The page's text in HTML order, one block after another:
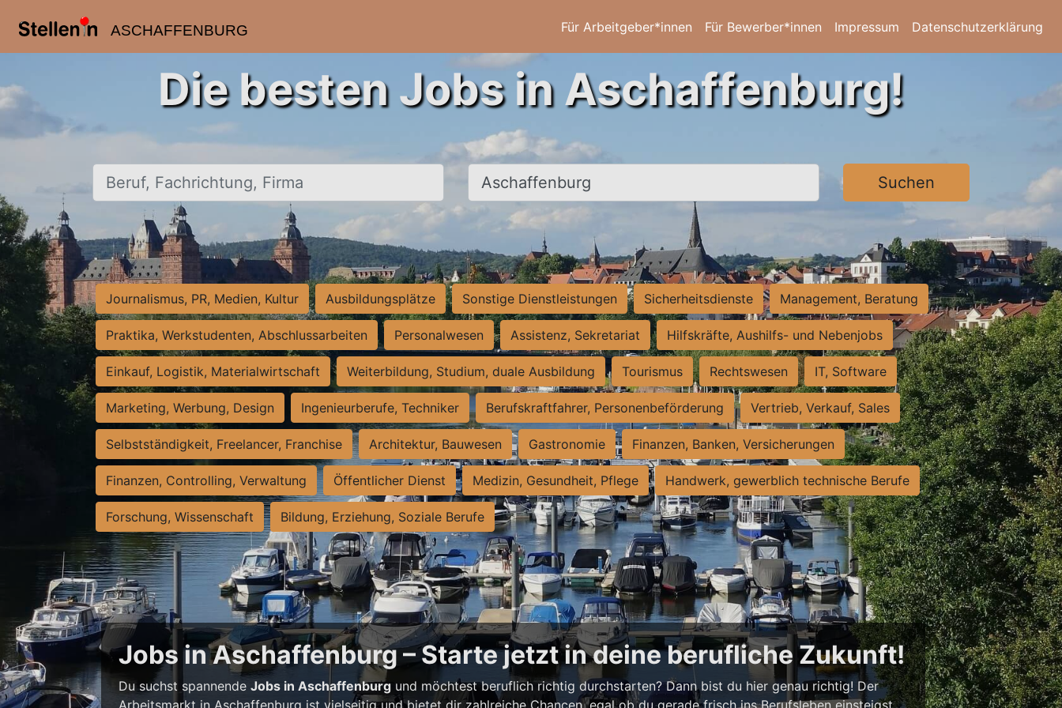
ASCHAFFENBURG Für Arbeitgeber*innen Für Bewerber*innen Impressum Datenschutzerklärung
Die besten Jobs in Aschaffenburg!
Beruf, Fachrichtung, Firma Ort, Stadt Suchen
Journalismus, PR, Medien, Kultur Ausbildungsplätze Sonstige Dienstleistungen Sicherheitsdienste Management, Beratung
Praktika, Werkstudenten, Abschlussarbeiten Personalwesen Assistenz, Sekretariat Hilfskräfte, Aushilfs- und Nebenjobs
Einkauf, Logistik, Materialwirtschaft Weiterbildung, Studium, duale Ausbildung Tourismus Rechtswesen IT, Software
Marketing, Werbung, Design Ingenieurberufe, Techniker Berufskraftfahrer, Personenbeförderung Vertrieb, Verkauf, Sales
Selbstständigkeit, Freelancer, Franchise Architektur, Bauwesen Gastronomie Finanzen, Banken, Versicherungen
Finanzen, Controlling, Verwaltung Öffentlicher Dienst Medizin, Gesundheit, Pflege Handwerk, gewerblich technische Berufe
Forschung, Wissenschaft Bildung, Erziehung, Soziale Berufe
Jobs in Aschaffenburg – Starte jetzt in deine berufliche Zukunft!
Du suchst spannendeJobs in Aschaffenburg und möchtest beruflich richtig durchstarten? Dann bist du hier genau richtig! Der